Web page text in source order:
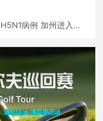
例 加州进入紧急状态